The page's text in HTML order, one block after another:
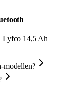
Lyfco 14,5 Ah
modellen?